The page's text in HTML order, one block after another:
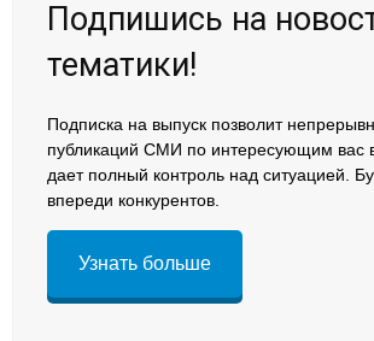
Подпишись на
тематики!
Подписка на выпуск позволит
публикаций СМИ по интересующим вас
дает полный контроль над ситуацией.
впереди конкурентов.
Узнать больше